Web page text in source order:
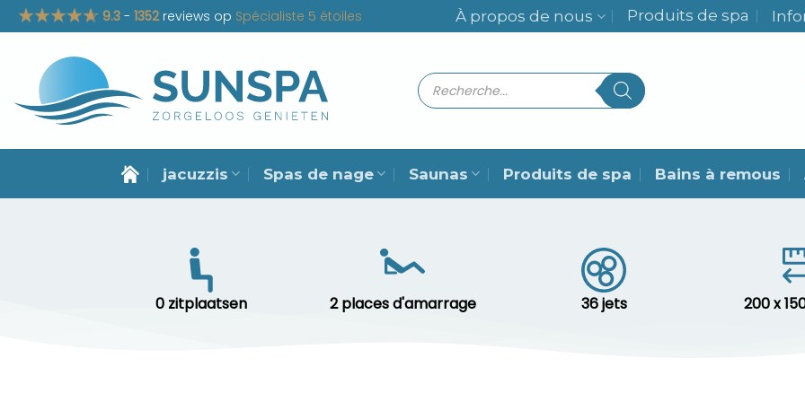
Passer
au
contenu
9.3 - 1352reviews op Spécialiste 5 étoiles À propos de nous Produits de spa
Recherche
de
produits
jacuzzis Spas de nage Saunas Produits de spa Bains à remous
0 zitplaatsen 2 places d'amarrage 36 jets 200 x